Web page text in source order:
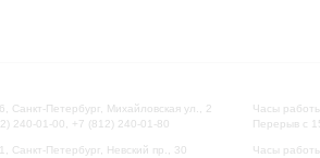
Санкт-Петербург, Михайловская ул., 2
240-01-00, +7 (812) 240-01-80
Санкт-Петербург, Невский пр., 30
Часы
Перерыв с
Часы